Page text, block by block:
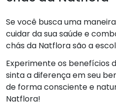
Se você busca uma
cuidar da sua saúde e
chás da Natflora são a
Experimente os benefícios
sinta a diferença em seu
de forma consciente e
Natflora!